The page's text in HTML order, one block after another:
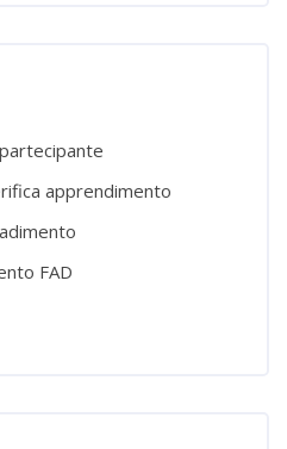
apprendimento
FAD